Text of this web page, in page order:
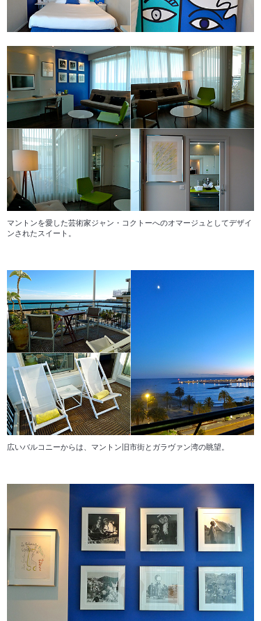
マントンを愛した芸術家ジャン・コクトーへのオマージュとしてデザイ
ンされたスイート。
広いバルコニーからは、マントン旧市街とガラヴァン湾の眺望。